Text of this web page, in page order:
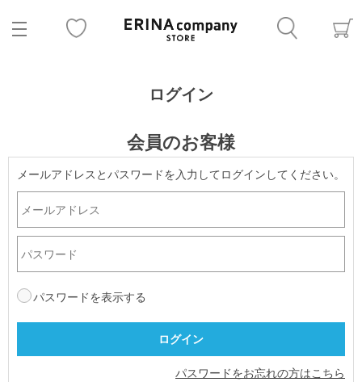
ログイン
会員のお客様
メールアドレスとパスワードを入力してログインしてください。
パスワードを表示する
パスワードをお忘れの方はこちら